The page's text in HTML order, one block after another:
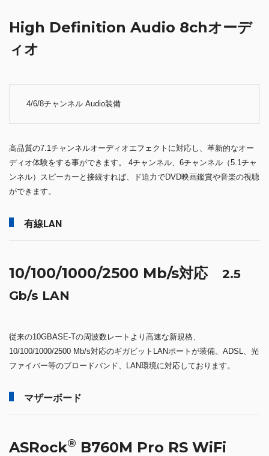
High Definition Audio 8chオーデ
ィオ
4/6/8チャンネル Audio装備
高品質の7.1チャンネルオーディオエフェクトに対応し、革新的なオー
ディオ体験をする事ができます。 4チャンネル、6チャンネル（5.1チャ
ンネル）スピーカーと接続すれば、ド迫力でDVD映画鑑賞や音楽の視聴
ができます。
有線LAN
10/100/1000/2500 Mb/s対応 2.5
Gb/s LAN
従来の10GBASE-Tの周波数レートより高速な新規格、
10/100/1000/2500 Mb/s対応のギガビットLANポートが装備。ADSL、光
ファイバー等のブロードバンド、LAN環境に対応しております。
マザーボード
ASRock® B760M Pro RS WiFi